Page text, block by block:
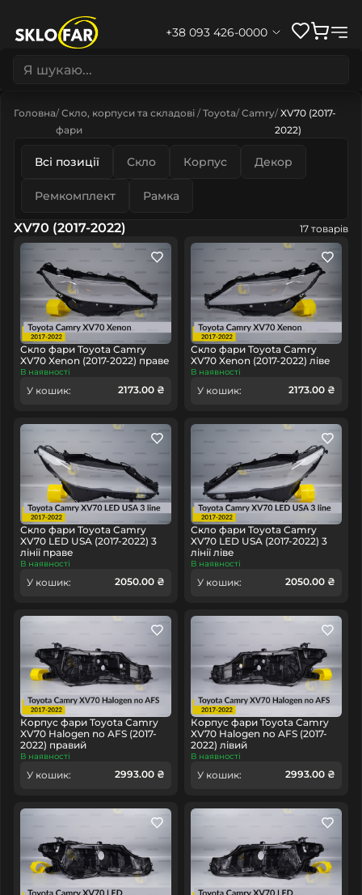
+38 093 426-0000
Головна Скло, корпуси та складові
фари
Toyota Camry XV70 (2017-
2022)
Всі позиції Скло Корпус Декор
Ремкомплект Рамка
XV70 (2017-2022) 17 товарів
Скло фари Toyota Camry
XV70 Xenon (2017-2022) праве
В наявності
У кошик: 2173.00 ₴
Скло фари Toyota Camry
XV70 Xenon (2017-2022) ліве
В наявності
У кошик: 2173.00 ₴
Скло фари Toyota Camry
XV70 LED USA (2017-2022) 3
лінії праве
В наявності
У кошик: 2050.00 ₴
Скло фари Toyota Camry
XV70 LED USA (2017-2022) 3
лінії ліве
В наявності
У кошик: 2050.00 ₴
Корпус фари Toyota Camry
XV70 Halogen no AFS (2017-
2022) правий
В наявності
У кошик: 2993.00 ₴
Корпус фари Toyota Camry
XV70 Halogen no AFS (2017-
2022) лівий
В наявності
У кошик: 2993.00 ₴